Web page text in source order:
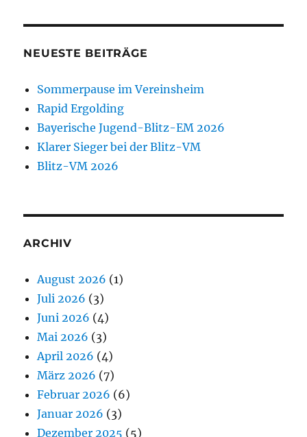
NEUESTE BEITRÄGE
Sommerpause im Vereinsheim
Rapid Ergolding
Bayerische Jugend-Blitz-EM 2026
Klarer Sieger bei der Blitz-VM
Blitz-VM 2026
ARCHIV
August 2026 (1)
Juli 2026 (3)
Juni 2026 (4)
Mai 2026 (3)
April 2026 (4)
März 2026 (7)
Februar 2026 (6)
Januar 2026 (3)
Dezember 2025 (5)